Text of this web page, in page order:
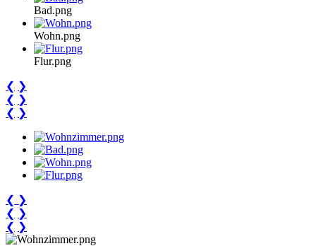
Bad.png
Wohn.png
Flur.png
❮ ❯
❮ ❯
❮ ❯
❮ ❯
❮ ❯
❮ ❯